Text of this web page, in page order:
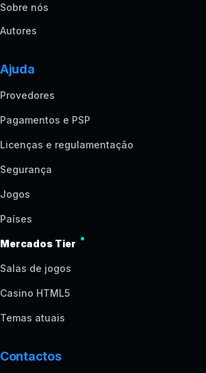
Sobre nós
Autores
Ajuda
Provedores
Pagamentos e PSP
Licenças e regulamentação
Segurança
Jogos
Países
Mercados Tier
Salas de jogos
Casino HTML5
Temas atuais
Contactos